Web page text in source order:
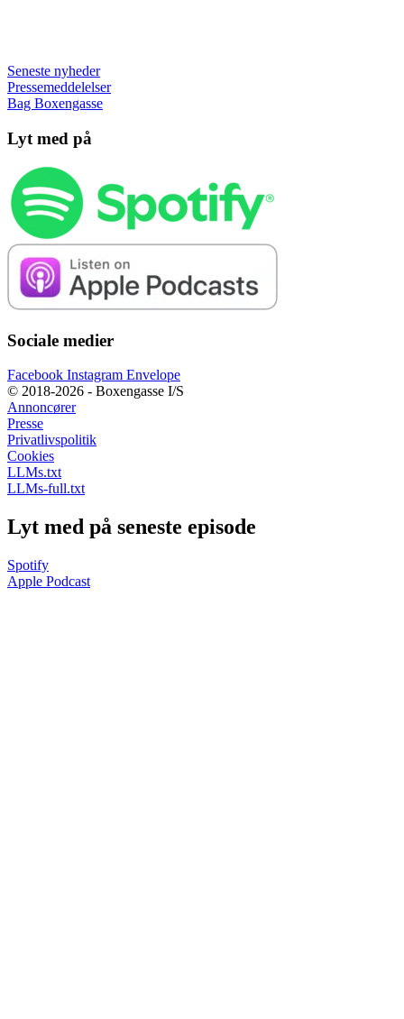
Seneste nyheder
Pressemeddelelser
Bag Boxengasse
Lyt med på
Sociale medier
Facebook Instagram Envelope
© 2018-2026 - Boxengasse I/S
Annoncører
Presse
Privatlivspolitik
Cookies
LLMs.txt
LLMs-full.txt
Lyt med på seneste episode
Spotify
Apple Podcast